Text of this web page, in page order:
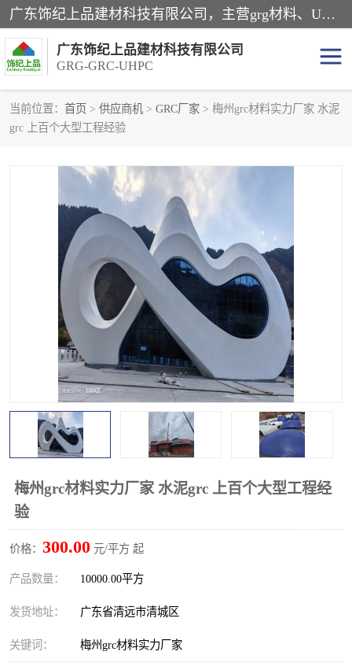
广东饰纪上品建材科技有限公司，主营grg材料、UHPC板、grc构件、uhpc幕墙板、grg厂家、grc厂家、uhpc厂家、GRG吊顶、grg石膏板、grg构件、外墙grc线条、grg造型、grg材料定制，uhpc高性能混凝土，uhpc构件，uhpc镂空挂板，grg材料生产厂家，广东grg厂家，广东grc厂家，联系方式*，2万平厂房，如果您对我公司的产品服务感兴趣，请联系我们。
广东饰纪上品建材科技有限公司
GRG-GRC-UHPC
当前位置： 首页 > 供应商机 > GRC厂家 > 梅州grc材料实力厂家 水泥
grc 上百个大型工程经验
梅州grc材料实力厂家 水泥grc 上百个大型工程经
验
价格： 300.00 元/平方 起
产品数量： 10000.00平方
发货地址： 广东省清远市清城区
关键词： 梅州grc材料实力厂家
GRG构件
UHPC构件
GRG造型 GRC厂家
GRG吊顶 GRG材料生产厂家
UHPC幕墙板 GRC树池坐凳
UHPC树池坐凳